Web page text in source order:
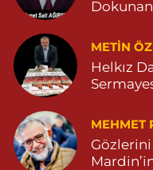
Yavuz Eczanesi
MARDİN CADDE NO:20A
0 (482) 571 22 34
METIN
Helkız
MEHMET